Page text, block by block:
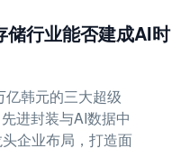
行业能否建成AI时
韩元的三大超级
进封装与AI数据中
企业布局，打造面